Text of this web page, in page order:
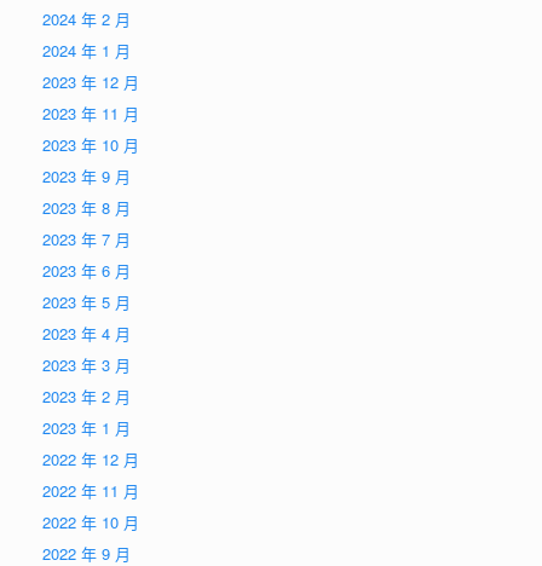
2024 年 2 月
2024 年 1 月
2023 年 12 月
2023 年 11 月
2023 年 10 月
2023 年 9 月
2023 年 8 月
2023 年 7 月
2023 年 6 月
2023 年 5 月
2023 年 4 月
2023 年 3 月
2023 年 2 月
2023 年 1 月
2022 年 12 月
2022 年 11 月
2022 年 10 月
2022 年 9 月